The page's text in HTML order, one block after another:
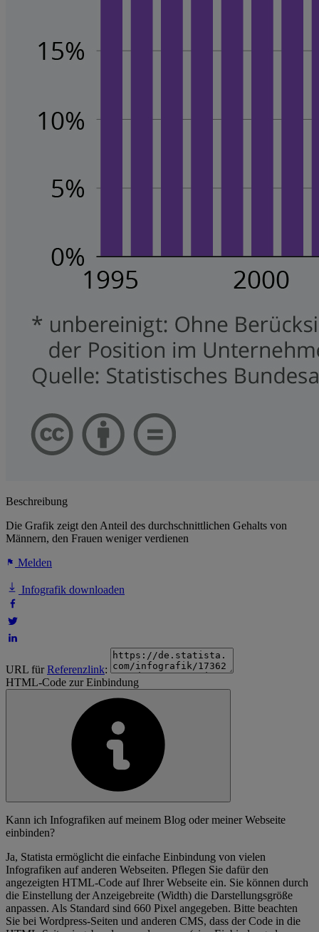
Beschreibung
Die Grafik zeigt den Anteil des durchschnittlichen Gehalts von
Männern, den Frauen weniger verdienen
Melden
Infografik downloaden
URL fürReferenzlink:
HTML-Code zur Einbindung
Kann ich Infografiken auf meinem Blog oder meiner Webseite
einbinden?
Ja, Statista ermöglicht die einfache Einbindung von vielen
Infografiken auf anderen Webseiten. Pflegen Sie dafür den
angezeigten HTML-Code auf Ihrer Webseite ein. Sie können durch
die Einstellung der Anzeigebreite (Width) die Darstellungsgröße
anpassen. Als Standard sind 660 Pixel angegeben. Bitte beachten
Sie bei Wordpress-Seiten und anderen CMS, dass der Code in die